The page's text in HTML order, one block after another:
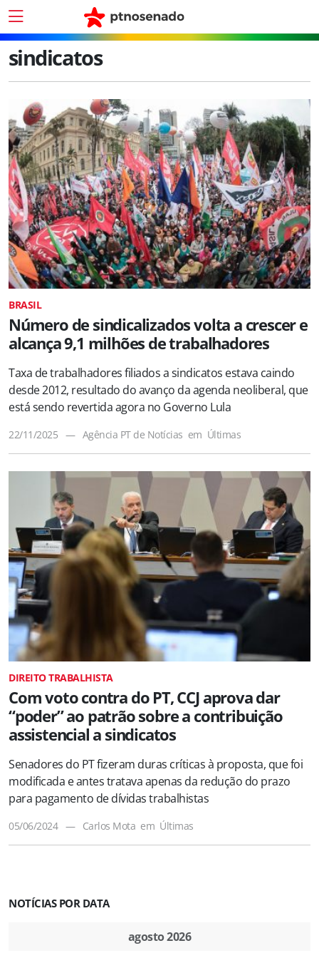
sindicatos
BRASIL
Número de sindicalizados volta a crescer e
alcança 9,1 milhões de trabalhadores
Taxa de trabalhadores filiados a sindicatos estava caindo
desde 2012, resultado do avanço da agenda neoliberal, que
está sendo revertida agora no Governo Lula
22/11/2025 — Agência PT de Notícias em Últimas
DIREITO TRABALHISTA
Com voto contra do PT, CCJ aprova dar
“poder” ao patrão sobre a contribuição
assistencial a sindicatos
Senadores do PT fizeram duras críticas à proposta, que foi
modificada e antes tratava apenas da redução do prazo
para pagamento de dívidas trabalhistas
05/06/2024 — Carlos Mota em Últimas
NOTÍCIAS POR DATA
agosto 2026